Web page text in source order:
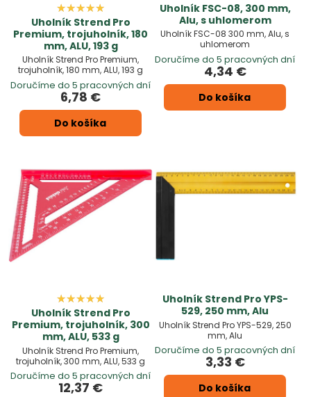
Uholník Strend Pro
Premium, trojuholník, 180
mm, ALU, 193 g
Uholník Strend Pro Premium,
trojuholník, 180 mm, ALU, 193 g
Doručíme do 5 pracovných dní
6,78 €
Do košíka
Uholník FSC-08, 300 mm,
Alu, s uhlomerom
Uholník FSC-08 300 mm, Alu, s
uhlomerom
Doručíme do 5 pracovných dní
4,34 €
Do košíka
Uholník Strend Pro
Premium, trojuholník, 300
mm, ALU, 533 g
Uholník Strend Pro Premium,
trojuholník, 300 mm, ALU, 533 g
Doručíme do 5 pracovných dní
12,37 €
Uholník Strend Pro YPS-
529, 250 mm, Alu
Uholník Strend Pro YPS-529, 250
mm, Alu
Doručíme do 5 pracovných dní
3,33 €
Do košíka